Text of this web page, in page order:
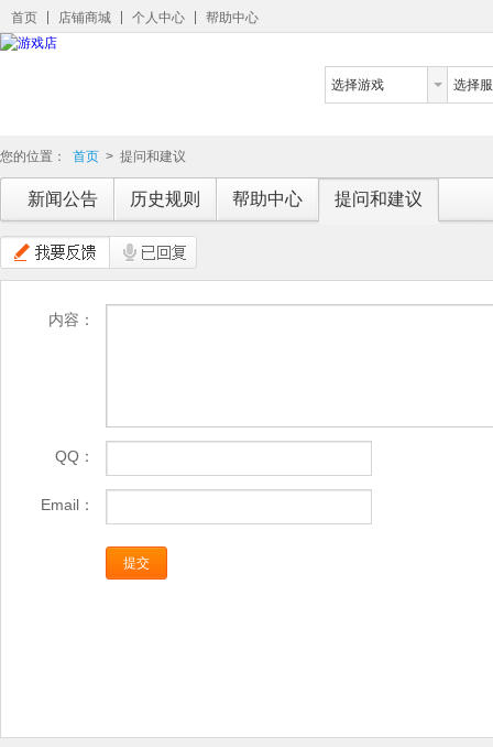
首页 店铺商城 个人中心 帮助中心
选择游戏 选择
您的位置： 首页 > 提问和建议
新闻公告 历史规则 帮助中心 提问和建议
内容：
QQ：
Email：